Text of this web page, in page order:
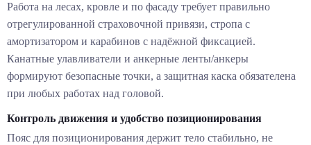
Работа на лесах, кровле и по фасаду требует правильно
отрегулированной страховочной привязи, стропа с
амортизатором и карабинов с надёжной фиксацией.
Канатные улавливатели и анкерные ленты/анкеры
формируют безопасные точки, а защитная каска обязателена
при любых работах над головой.
Контроль движения и удобство позиционирования
Пояс для позиционирования держит тело стабильно, не